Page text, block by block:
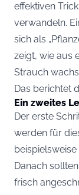
effektiven
verwandeln.
sich als
zeigt, wie aus
Strauch
Das berichtet
Ein zweites
Der erste
werden für
Danach
frisch